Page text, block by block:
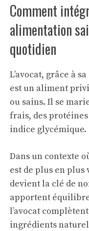
Comment
alimentation
quotidien
L’avocat, grâce à
est un aliment
ou sains. Il se
frais, des
indice glycémique.
Dans un contexte
est de plus en plus
devient la clé de
apportent
l’avocat
ingrédients